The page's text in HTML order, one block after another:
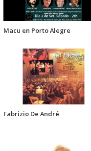
Macu en Porto Alegre
Fabrizio De André